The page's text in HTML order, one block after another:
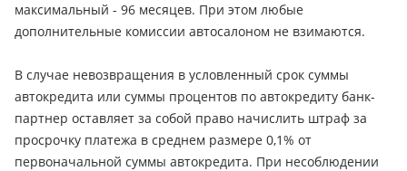
максимальный - 96 месяцев. При этом любые
дополнительные комиссии автосалоном не взимаются.
В случае невозвращения в условленный срок суммы
автокредита или суммы процентов по автокредиту банк-
партнер оставляет за собой право начислить штраф за
просрочку платежа в среднем размере 0,1% от
первоначальной суммы автокредита. При несоблюдении